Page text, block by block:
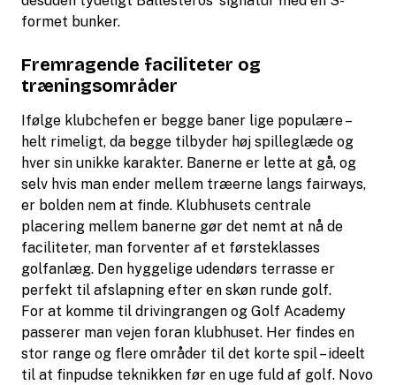
formet bunker.
Fremragende faciliteter og
træningsområder
Ifølge klubchefen er begge baner lige populære –
helt rimeligt, da begge tilbyder høj spilleglæde og
hver sin unikke karakter. Banerne er lette at gå, og
selv hvis man ender mellem træerne langs fairways,
er bolden nem at finde. Klubhusets centrale
placering mellem banerne gør det nemt at nå de
faciliteter, man forventer af et førsteklasses
golfanlæg. Den hyggelige udendørs terrasse er
perfekt til afslapning efter en skøn runde golf.
For at komme til drivingrangen og Golf Academy
passerer man vejen foran klubhuset. Her findes en
stor range og flere områder til det korte spil – ideelt
til at finpudse teknikken før en uge fuld af golf. Novo